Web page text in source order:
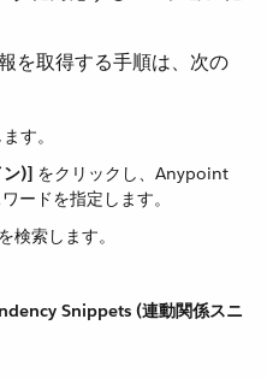
を取得する手順は、次の
す。
ン)] ​ をクリックし、Anypoint
ードを指定します。
検索します。
Snippets (連動関係スニ